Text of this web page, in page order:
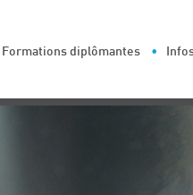
Formations diplômantes